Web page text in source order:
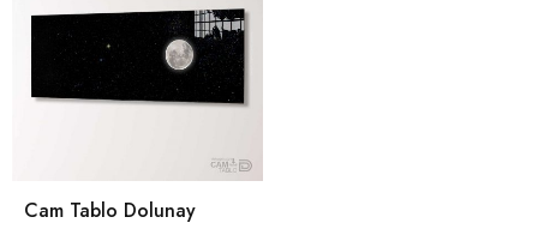
Cam Tablo Dolunay